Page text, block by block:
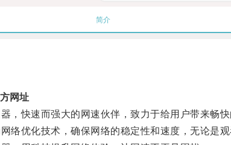
简介
网址
快速而强大的网速伙伴，致力于给用户带来畅快
优化技术，确保网络的稳定性和速度，无论是观